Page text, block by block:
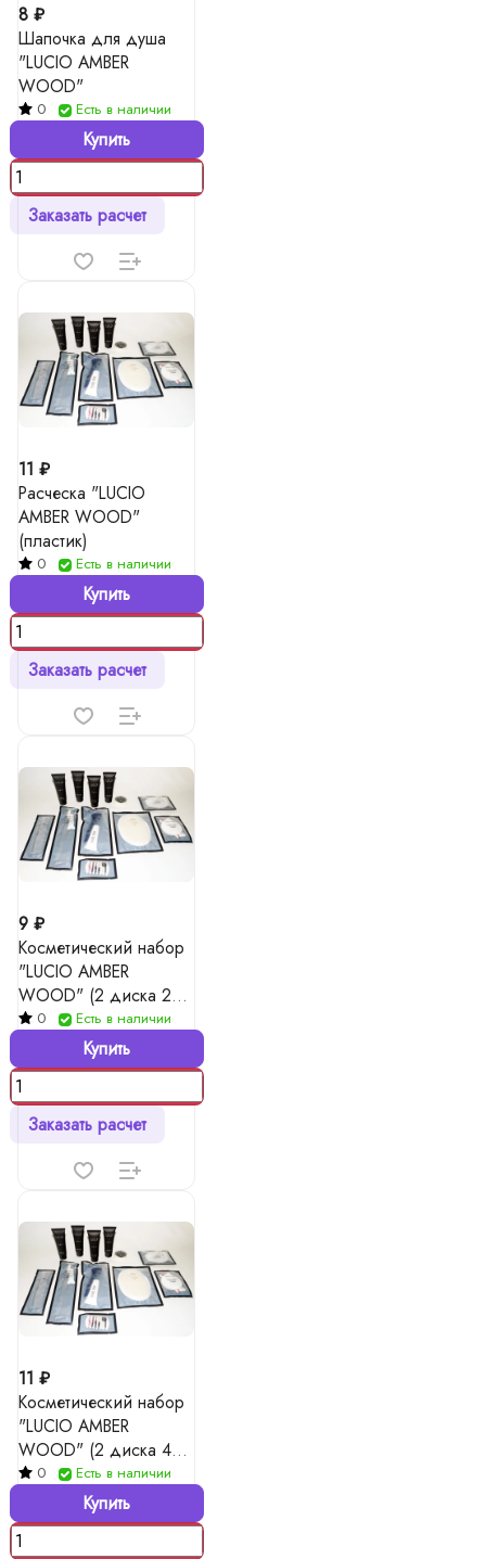
8 ₽
Шапочка для душа
"LUCIO AMBER
WOOD"
0 Есть в наличии
Купить
Заказать расчет
11 ₽
Расческа "LUCIO
AMBER WOOD"
(пластик)
0 Есть в наличии
Купить
Заказать расчет
9 ₽
Косметический набор
"LUCIO AMBER
WOOD" (2 диска 2
палочки )
0 Есть в наличии
Купить
Заказать расчет
11 ₽
Косметический набор
"LUCIO AMBER
WOOD" (2 диска 4
палочки+ пилочка 8
0 Есть в наличии
Купить